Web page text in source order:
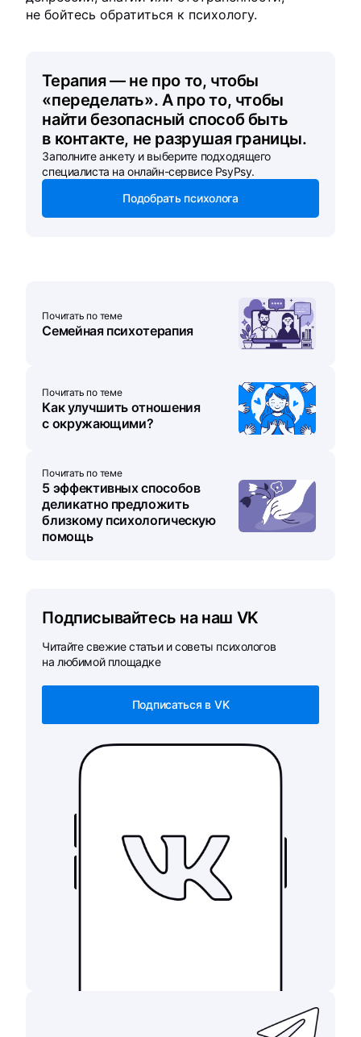
не бойтесь обратиться к психологу.
Терапия — не про то, чтобы
«переделать». А про то, чтобы
найти безопасный способ быть
в контакте, не разрушая границы.
Заполните анкету и выберите подходящего
специалиста на онлайн-сервисе PsyPsy.
Подобрать психолога
Почитать по теме
Семейная психотерапия
Почитать по теме
Как улучшить отношения
с окружающими?
Почитать по теме
5 эффективных способов
деликатно предложить
близкому психологическую
помощь
Подписывайтесь на наш VK
Читайте свежие статьи и советы психологов
на любимой площадке
Подписаться в VK